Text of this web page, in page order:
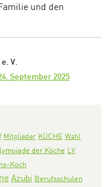
und den
V.
September 2025
Mitglieder KÜCHE Wahl
der Köche LV
Koch
Azubi Berufsschulen